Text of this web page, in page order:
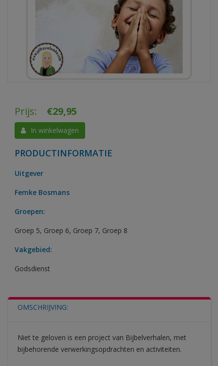
Prijs: €29,95
In winkelwagen
PRODUCTINFORMATIE
Uitgever
Femke Bosmans
Groepen:
Groep 5, Groep 6, Groep 7, Groep 8
Vakgebied:
Godsdienst
OMSCHRIJVING:
Niet te geloven is een project van Bijbelverhalen, met
bijbehorende verwerkingsopdrachten en activiteiten.